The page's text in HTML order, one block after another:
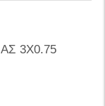
3Χ0.75